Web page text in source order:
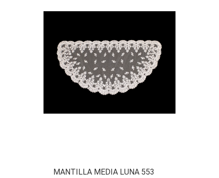
MANTILLA MEDIA LUNA 553